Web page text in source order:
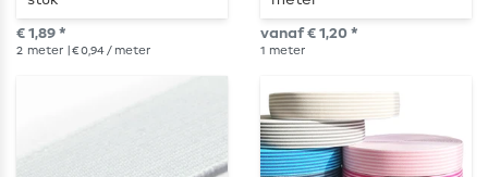
€ 1,89 *
2 meter | € 0,94 / meter
vanaf € 1,20 *
1 meter